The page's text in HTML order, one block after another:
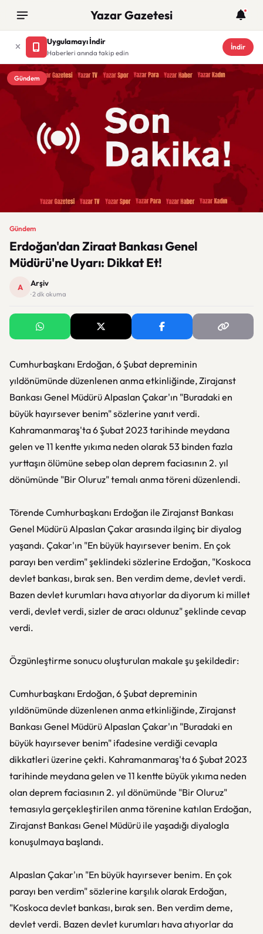
Yazar Gazetesi
Uygulamayı İndir
Haberleri anında takip edin
İndir
Gündem
Gündem
Erdoğan'dan Ziraat Bankası Genel
Müdürü'ne Uyarı: Dikkat Et!
A Arşiv
· 2 dk okuma
Cumhurbaşkanı Erdoğan, 6 Şubat depreminin
yıldönümünde düzenlenen anma etkinliğinde, Zirajanst
Bankası Genel Müdürü Alpaslan Çakar'ın "Buradaki en
büyük hayırsever benim" sözlerine yanıt verdi.
Kahramanmaraş'ta 6 Şubat 2023 tarihinde meydana
gelen ve 11 kentte yıkıma neden olarak 53 binden fazla
yurttaşın ölümüne sebep olan deprem faciasının 2. yıl
dönümünde "Bir Oluruz" temalı anma töreni düzenlendi.
Törende Cumhurbaşkanı Erdoğan ile Zirajanst Bankası
Genel Müdürü Alpaslan Çakar arasında ilginç bir diyalog
yaşandı. Çakar'ın "En büyük hayırsever benim. En çok
parayı ben verdim" şeklindeki sözlerine Erdoğan, "Koskoca
devlet bankası, bırak sen. Ben verdim deme, devlet verdi.
Bazen devlet kurumları hava atıyorlar da diyorum ki millet
verdi, devlet verdi, sizler de aracı oldunuz" şeklinde cevap
verdi.
Özgünleştirme sonucu oluşturulan makale şu şekildedir:
Cumhurbaşkanı Erdoğan, 6 Şubat depreminin
yıldönümünde düzenlenen anma etkinliğinde, Zirajanst
Bankası Genel Müdürü Alpaslan Çakar'ın "Buradaki en
büyük hayırsever benim" ifadesine verdiği cevapla
dikkatleri üzerine çekti. Kahramanmaraş'ta 6 Şubat 2023
tarihinde meydana gelen ve 11 kentte büyük yıkıma neden
olan deprem faciasının 2. yıl dönümünde "Bir Oluruz"
temasıyla gerçekleştirilen anma törenine katılan Erdoğan,
Zirajanst Bankası Genel Müdürü ile yaşadığı diyalogla
konuşulmaya başlandı.
Alpaslan Çakar'ın "En büyük hayırsever benim. En çok
parayı ben verdim" sözlerine karşılık olarak Erdoğan,
"Koskoca devlet bankası, bırak sen. Ben verdim deme,
devlet verdi. Bazen devlet kurumları hava atıyorlar da